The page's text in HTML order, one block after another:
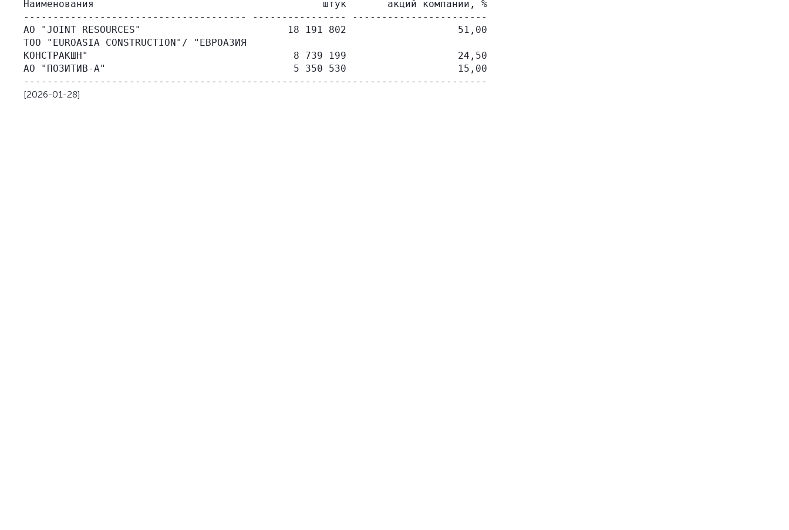
Наименования                                       штук       акций компании, %
-------------------------------------- ---------------- -----------------------
АО "JOINT RESOURCES"                         18 191 802                   51,00
ТОО "EUROASIA CONSTRUCTION"/ "ЕВРОАЗИЯ
КОНСТРАКШН"                                   8 739 199                   24,50
АО "ПОЗИТИВ-А"                                5 350 530                   15,00
[2026-01-28]